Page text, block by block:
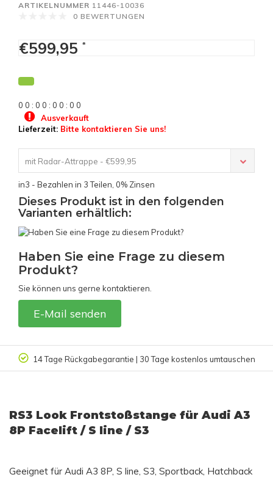
ARTIKELNUMMER 11446-10036
0 BEWERTUNGEN
€599,95 *
0 0 : 0 0 : 0 0 : 0 0
Ausverkauft
Lieferzeit: Bitte kontaktieren Sie uns!
mit Radar-Attrappe - €599,95
in3 - Bezahlen in 3 Teilen, 0% Zinsen
Dieses Produkt ist in den folgenden
Varianten erhältlich:
Haben Sie eine Frage zu diesem
Produkt?
Sie können uns gerne kontaktieren.
E-Mail senden
14 Tage Rückgabegarantie | 30 Tage kostenlos umtauschen
RS3 Look Frontstoßstange für Audi A3
8P Facelift / S line / S3
Geeignet für Audi A3 8P, S line, S3, Sportback, Hatchback